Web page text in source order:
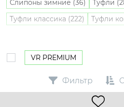
Слипоны зимние (36)
Туфли
Туфли классика (222)
Туфли
Слипоны (28)
VR PREMIUM
Фильтр